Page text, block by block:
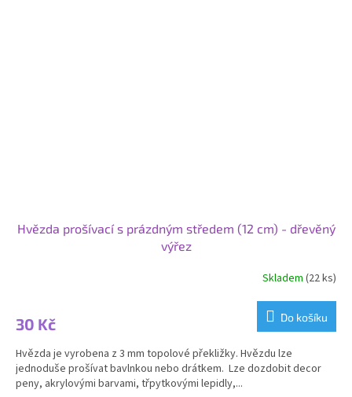
Hvězda prošívací s prázdným středem (12 cm) - dřevěný
výřez
Skladem (22 ks)
30 Kč Do košíku
Hvězda je vyrobena z 3 mm topolové překližky. Hvězdu lze
jednoduše prošívat bavlnkou nebo drátkem. Lze dozdobit decor
peny, akrylovými barvami, třpytkovými lepidly,...